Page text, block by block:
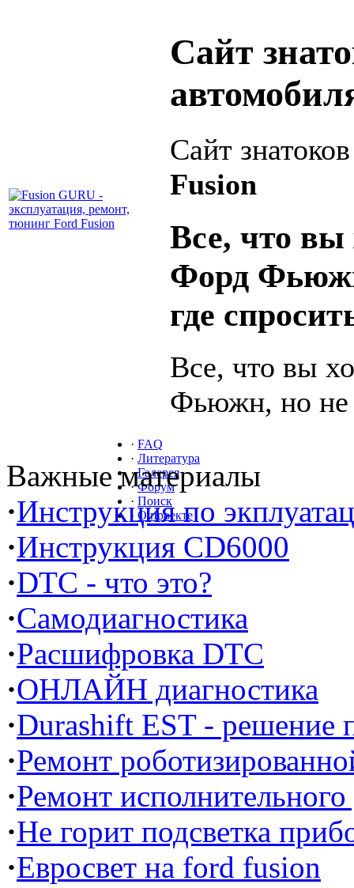
Сайт
Сайт
Fusion
Все, что вы
Форд
где
Все, что вы
Фьюжн, но не
· FAQ
· Литература
· Галерея
· Форум
· Поиск
· О проекте
Важные материалы
·Инструкция по
·Инструкция CD6000
·DTC - что это?
·Самодиагностика
·Расшифровка DTC
·ОНЛАЙН диагностика
·Durashift EST - решение
·Ремонт
·Ремонт
·Не горит подсветка
·Евросвет на ford fusion